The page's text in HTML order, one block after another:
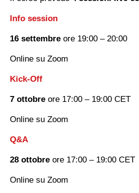
Info session
16 settembre ore 19:00 – 20:00
Online su Zoom
Kick-Off
7 ottobre ore 17:00 – 19:00 CET
Online su Zoom
Q&A
28 ottobre ore 17:00 – 19:00 CET
Online su Zoom